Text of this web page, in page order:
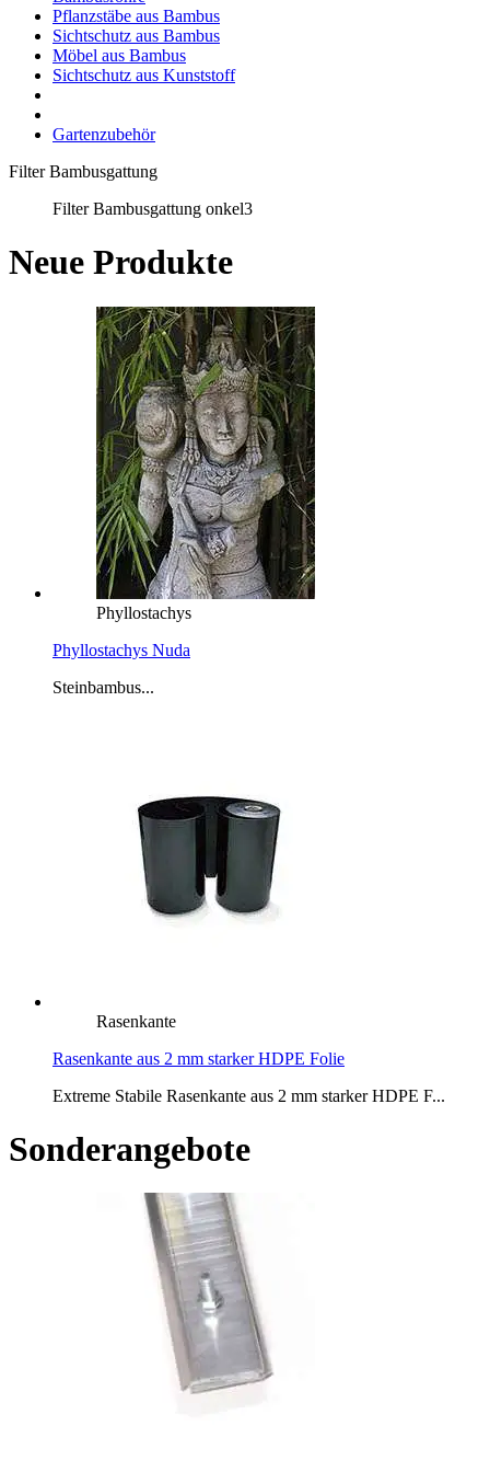
Pflanzstäbe aus Bambus
Sichtschutz aus Bambus
Möbel aus Bambus
Sichtschutz aus Kunststoff
Gartenzubehör
Filter Bambusgattung
Filter Bambusgattung onkel3
Neue Produkte
Phyllostachys
Phyllostachys Nuda
Steinbambus...
Rasenkante
Rasenkante aus 2 mm starker HDPE Folie
Extreme Stabile Rasenkante aus 2 mm starker HDPE F...
Sonderangebote